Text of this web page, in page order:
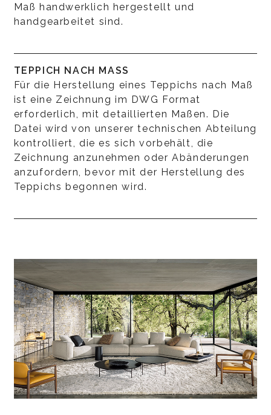
Maß handwerklich hergestellt und
handgearbeitet sind.
TEPPICH NACH MASS
Für die Herstellung eines Teppichs nach Maß
ist eine Zeichnung im DWG Format
erforderlich, mit detaillierten Maßen. Die
Datei wird von unserer technischen Abteilung
kontrolliert, die es sich vorbehält, die
Zeichnung anzunehmen oder Abänderungen
anzufordern, bevor mit der Herstellung des
Teppichs begonnen wird.